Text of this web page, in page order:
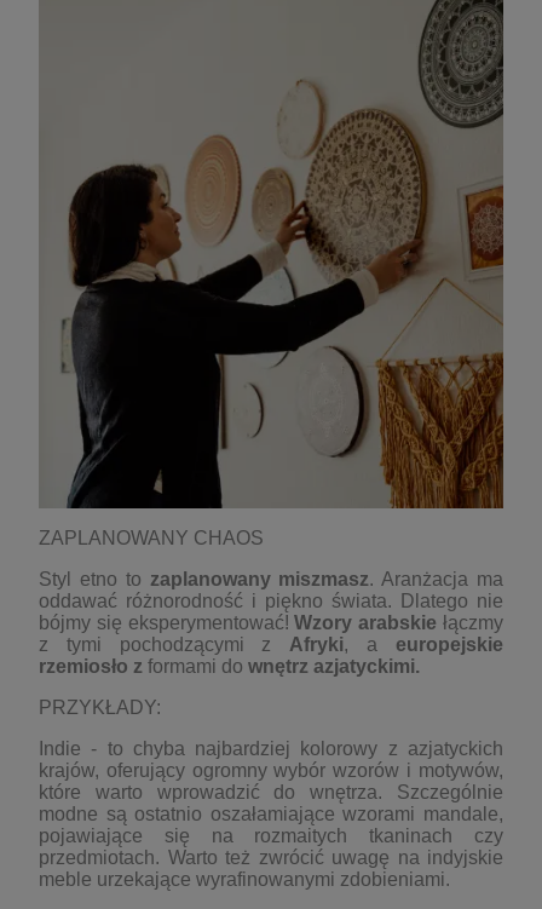
ZAPLANOWANY CHAOS
Styl etno to zaplanowany miszmasz. Aranżacja ma
oddawać różnorodność i piękno świata. Dlatego nie
bójmy się eksperymentować!Wzory arabskiełączmy
z tymi pochodzącymi zAfryki, a europejskie
rzemiosło z formami do wnętrz azjatyckimi.
PRZYKŁADY:
Indie - to chyba najbardziej kolorowy z azjatyckich
krajów, oferujący ogromny wybór wzorów i motywów,
które warto wprowadzić do wnętrza. Szczególnie
modne są ostatnio oszałamiające wzorami mandale,
pojawiające się na rozmaitych tkaninach czy
przedmiotach. Warto też zwrócić uwagę na indyjskie
meble urzekające wyrafinowanymi zdobieniami.